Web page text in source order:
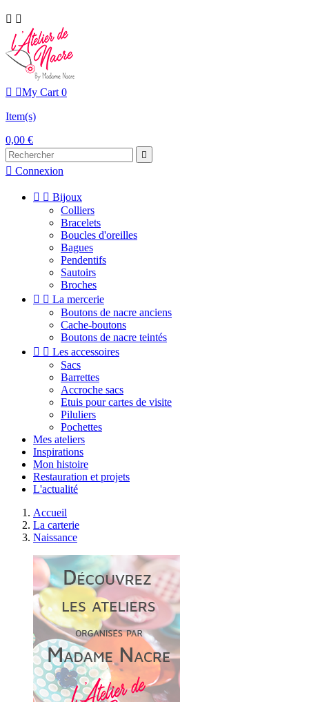
 
 My Cart 0
Item(s)
0,00 €

 Connexion
  Bijoux
Colliers
Bracelets
Boucles d'oreilles
Bagues
Pendentifs
Sautoirs
Broches
  La mercerie
Boutons de nacre anciens
Cache-boutons
Boutons de nacre teintés
  Les accessoires
Sacs
Barrettes
Accroche sacs
Etuis pour cartes de visite
Piluliers
Pochettes
Mes ateliers
Inspirations
Mon histoire
Restauration et projets
L'actualité
Accueil
La carterie
Naissance